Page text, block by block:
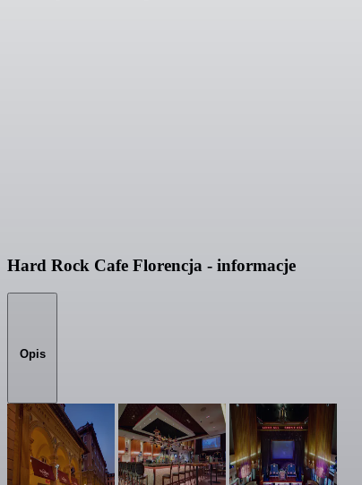
Hard Rock Cafe Florencja - informacje
Opis